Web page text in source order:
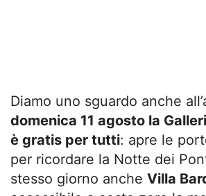
Diamo uno sguardo anche
domenica 11 agosto la
è gratis per tutti: apre le
per ricordare la Notte dei
stesso giorno anche Villa